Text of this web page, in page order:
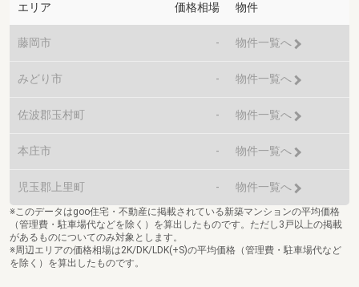
エリア 価格相場 物件
藤岡市 - 物件一覧へ
みどり市 - 物件一覧へ
佐波郡玉村町 - 物件一覧へ
本庄市 - 物件一覧へ
児玉郡上里町 - 物件一覧へ
※このデータはgoo住宅・不動産に掲載されている新築マンションの平均価格
（管理費・駐車場代などを除く）を算出したものです。ただし3戸以上の掲載
があるものについてのみ対象とします。
※周辺エリアの価格相場は2K/DK/LDK(+S)の平均価格（管理費・駐車場代など
を除く）を算出したものです。